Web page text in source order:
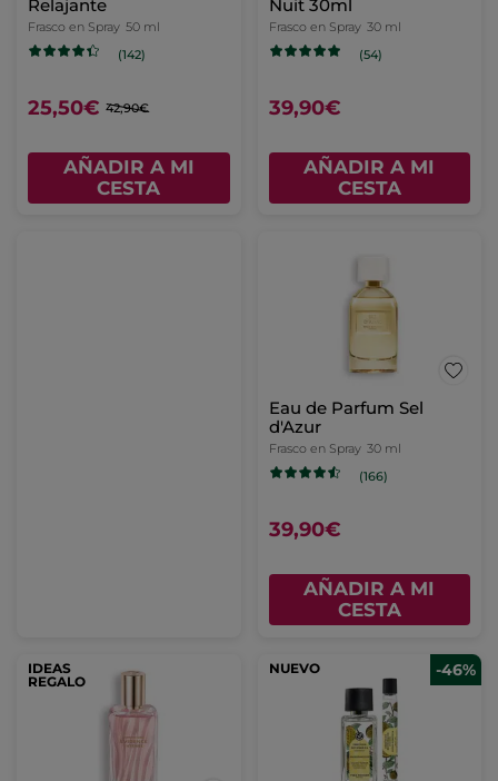
Relajante
Frasco en Spray 50 ml
(142)
25,50€ 42,90€
AÑADIR A MI
CESTA
Nuit 30ml
Frasco en Spray 30 ml
(54)
39,90€
AÑADIR A MI
CESTA
Eau de Parfum Sel
d'Azur
Frasco en Spray 30 ml
(166)
39,90€
AÑADIR A MI
CESTA
IDEAS
REGALO
NUEVO -46%